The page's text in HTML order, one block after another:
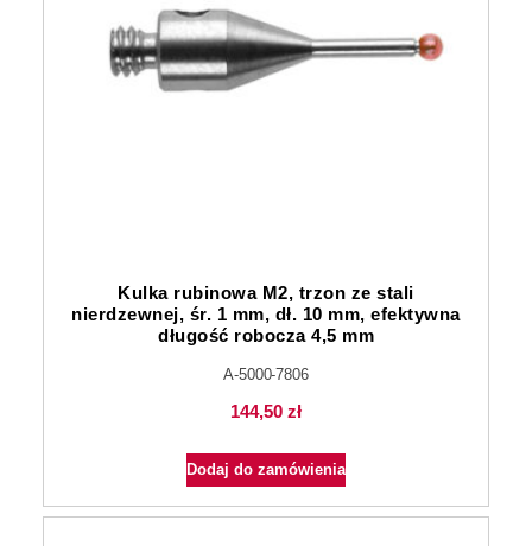
Kulka rubinowa M2, trzon ze stali
nierdzewnej, śr. 1 mm, dł. 10 mm, efektywna
długość robocza 4,5 mm
A-5000-7806
144,50 zł
Dodaj do zamówienia